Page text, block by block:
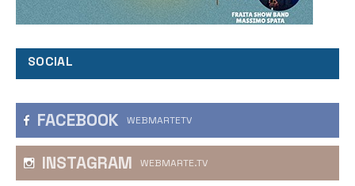
SOCIAL
FACEBOOK WEBMARTETV
INSTAGRAM WEBMARTE.TV